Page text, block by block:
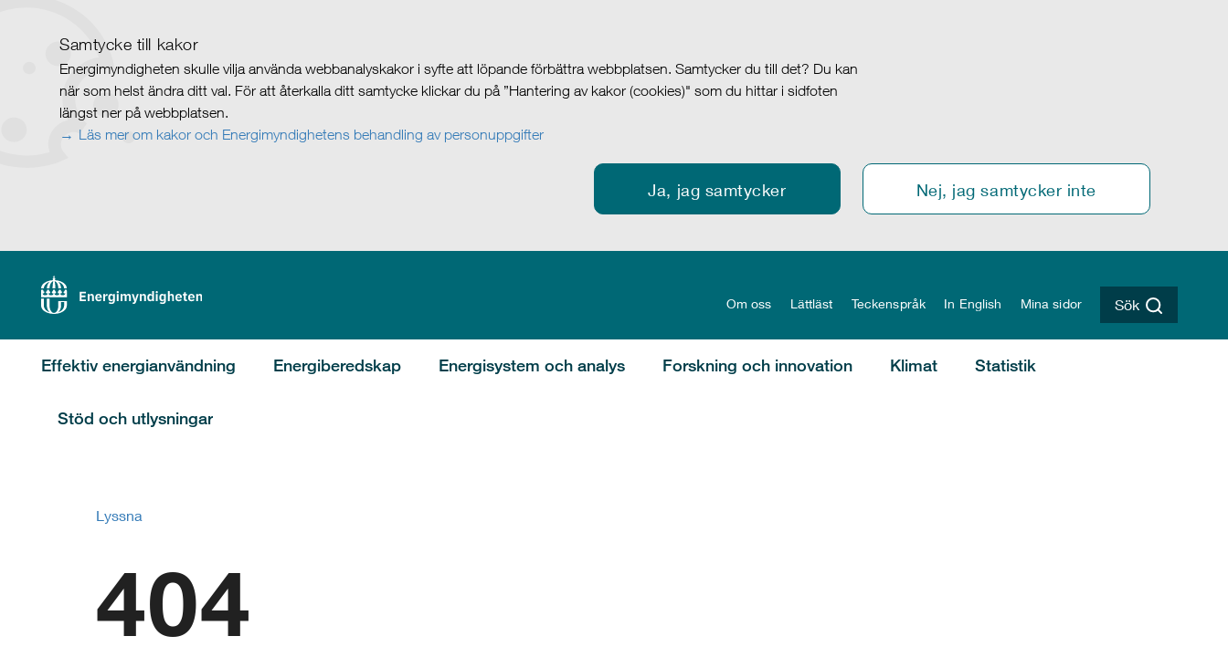
Samtycke till kakor
Energimyndigheten skulle vilja använda webbanalyskakor i syfte att löpande förbättra webbplatsen. Samtycker du till det? Du kan
när som helst ändra ditt val. För att återkalla ditt samtycke klickar du på ”Hantering av kakor (cookies)" som du hittar i sidfoten
längst ner på webbplatsen.
Läs mer om kakor och Energimyndighetens behandling av personuppgifter
Ja, jag samtycker Nej, jag samtycker inte
Om oss Lättläst Teckenspråk In English Mina sidor Sök
Effektiv energianvändning Energiberedskap Energisystem och analys Forskning och innovation Klimat Statistik
Stöd och utlysningar
Lyssna
404